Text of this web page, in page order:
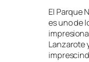
El Parque
es uno de
Lanzarote